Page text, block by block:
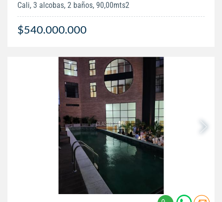
Cali, 3 alcobas, 2 baños, 90,00mts2
$540.000.000